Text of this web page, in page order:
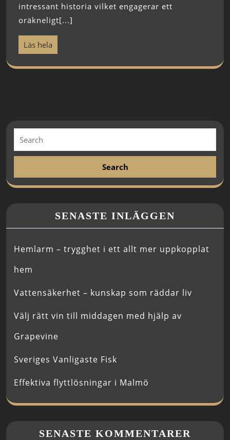
intressant historia vilket engagerar ett
oräkneligt[...]
Läs hela
SENASTE INLÄGGEN
Hemlarm – trygghet i ett allt mer uppkopplat
hem
Vattensäkerhet – kunskap som räddar liv
Välj rätt vin till middagen med hjälp av
Grapevine
Sveriges Vanligaste Fisk
Effektiva flyttlösningar i Malmö
SENASTE KOMMENTARER